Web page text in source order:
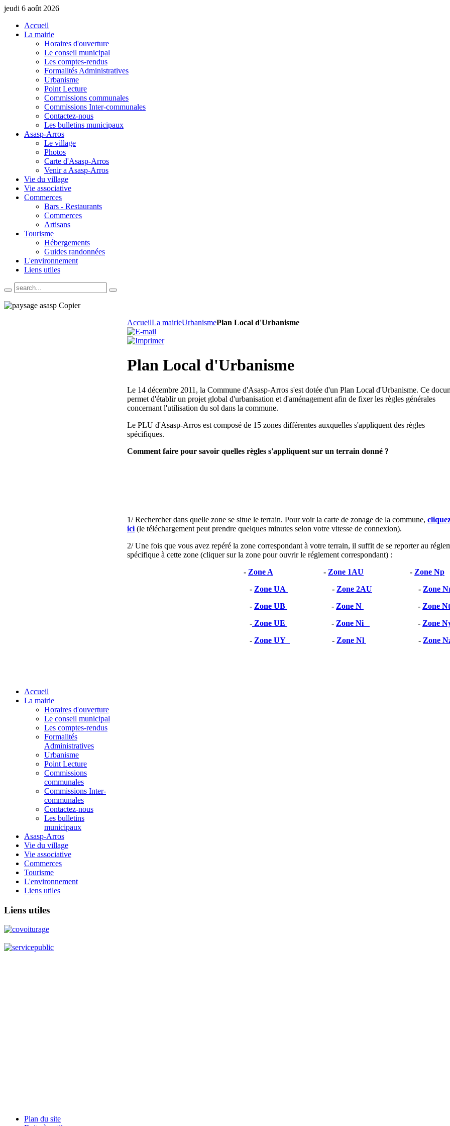
jeudi 6 août 2026
Accueil
La mairie
Horaires d'ouverture
Le conseil municipal
Les comptes-rendus
Formalités Administratives
Urbanisme
Point Lecture
Commissions communales
Commissions Inter-communales
Contactez-nous
Les bulletins municipaux
Asasp-Arros
Le village
Photos
Carte d'Asasp-Arros
Venir a Asasp-Arros
Vie du village
Vie associative
Commerces
Bars - Restaurants
Commerces
Artisans
Tourisme
Hébergements
Guides randonnées
L'environnement
Liens utiles
AccueilLa mairieUrbanismePlan Local d'Urbanisme
Plan Local d'Urbanisme
Le 14 décembre 2011, la Commune d'Asasp-Arros s'est dotée d'un Plan Local d'Urbanisme. Ce
permet d'établir un projet global d'urbanisation et d'aménagement afin de fixer les règles générales
concernant l'utilisation du sol dans la commune.
Le PLU d'Asasp-Arros est composé de 15 zones différentes auxquelles s'appliquent des règles
spécifiques.
Comment faire pour savoir quelles règles s'appliquent sur un terrain donné ?
1/ Rechercher dans quelle zone se situe le terrain. Pour voir la carte de zonage de la commune,
ici (le téléchargement peut prendre quelques minutes selon votre vitesse de connexion).
2/ Une fois que vous avez repéré la zone correspondant à votre terrain, il suffit de se reporter au
spécifique à cette zone (cliquer sur la zone pour ouvrir le réglement correspondant) :
- Zone A - Zone 1AU - Zone Np
- Zone UA - Zone 2AU - Zone
- Zone UB - Zone N - Zone Nt
- Zone UE - Zone Ni - Zone
- Zone UY - Zone Nl - Zone
Accueil
La mairie
Horaires d'ouverture
Le conseil municipal
Les comptes-rendus
Formalités
Administratives
Urbanisme
Point Lecture
Commissions
communales
Commissions Inter-
communales
Contactez-nous
Les bulletins
municipaux
Asasp-Arros
Vie du village
Vie associative
Commerces
Tourisme
L'environnement
Liens utiles
Liens utiles
Plan du site